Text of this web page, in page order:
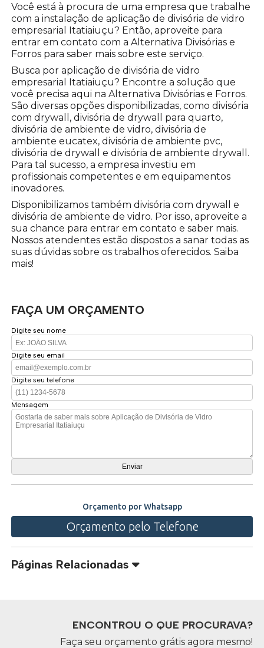
Você está à procura de uma empresa que trabalhe
com a instalação de aplicação de divisória de vidro
empresarial Itatiaiuçu? Então, aproveite para
entrar em contato com a Alternativa Divisórias e
Forros para saber mais sobre este serviço.
Busca por aplicação de divisória de vidro
empresarial Itatiaiuçu? Encontre a solução que
você precisa aqui na Alternativa Divisórias e Forros.
São diversas opções disponibilizadas, como divisória
com drywall, divisória de drywall para quarto,
divisória de ambiente de vidro, divisória de
ambiente eucatex, divisória de ambiente pvc,
divisória de drywall e divisória de ambiente drywall.
Para tal sucesso, a empresa investiu em
profissionais competentes e em equipamentos
inovadores.
Disponibilizamos também divisória com drywall e
divisória de ambiente de vidro. Por isso, aproveite a
sua chance para entrar em contato e saber mais.
Nossos atendentes estão dispostos a sanar todas as
suas dúvidas sobre os trabalhos oferecidos. Saiba
mais!
FAÇA UM ORÇAMENTO
Digite seu nome
Digite seu email
Digite seu telefone
Mensagem
Orçamento por Whatsapp
Orçamento pelo Telefone
Páginas Relacionadas
ENCONTROU O QUE PROCURAVA?
Faça seu orçamento grátis agora mesmo!